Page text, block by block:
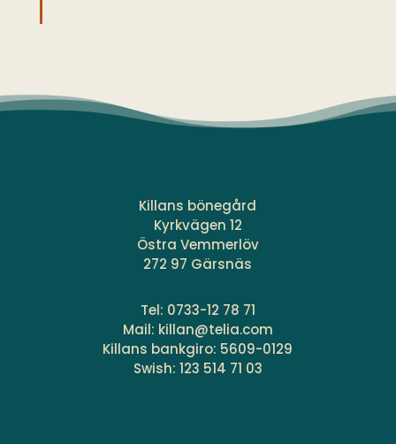
Killans bönegård
Kyrkvägen 12
Östra Vemmerlöv
272 97 Gärsnäs
Tel: 0733-12 78 71
Mail: killan@telia.com
Killans bankgiro: 5609-0129
Swish: 123 514 71 03